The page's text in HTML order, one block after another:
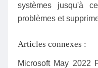
systèmes jusqu'à
problèmes et
Articles connexes :
Microsoft May 2022